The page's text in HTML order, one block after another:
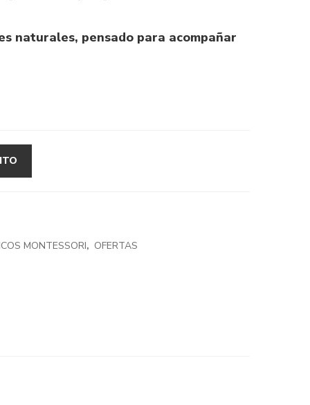
naturales, pensado para acompañar
MONTESSORI, OFERTAS